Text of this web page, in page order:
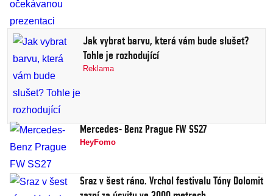
Jak vybrat barvu, která vám bude slušet?
Tohle je rozhodující
Reklama
Mercedes- Benz Prague FW SS27
HeyFomo
Sraz v šest ráno. Vrchol festivalu Tóny Dolomit